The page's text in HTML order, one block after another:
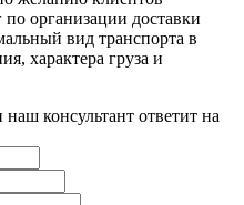
организации доставки
вид транспорта в
характера груза и
консультант ответит на